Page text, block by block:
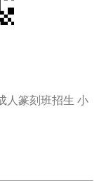
人篆刻班招生 小